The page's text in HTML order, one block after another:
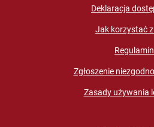
Deklaracja
Jak korzystać
Regulamin
Zgłoszenie
Zasady używania